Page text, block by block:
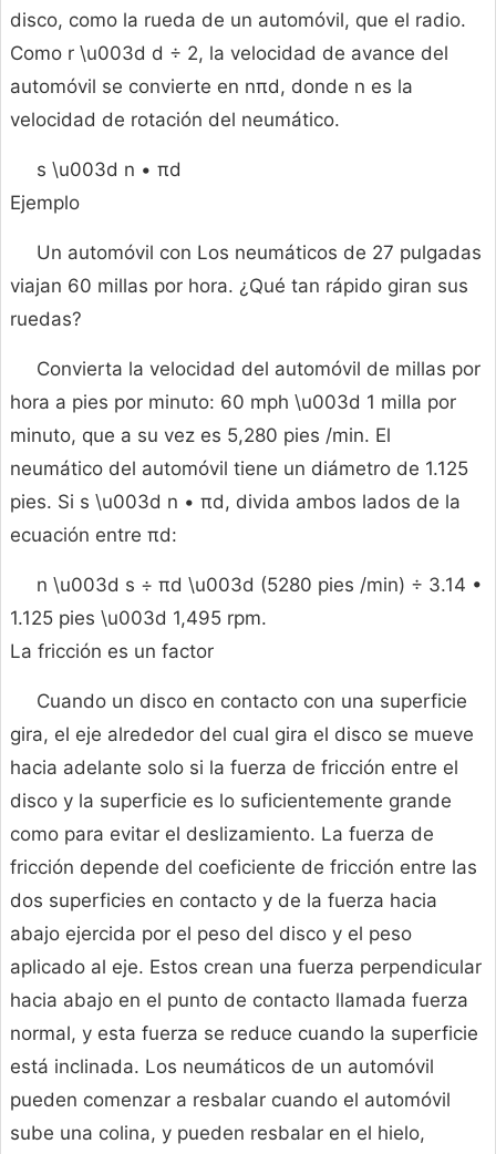
disco, como la rueda de un automóvil, que el radio.
Como r \u003d d ÷ 2, la velocidad de avance del
automóvil se convierte en nπd, donde n es la
velocidad de rotación del neumático.
s \u003d n • πd
Ejemplo
Un automóvil con Los neumáticos de 27 pulgadas
viajan 60 millas por hora. ¿Qué tan rápido giran sus
ruedas?
Convierta la velocidad del automóvil de millas por
hora a pies por minuto: 60 mph \u003d 1 milla por
minuto, que a su vez es 5,280 pies /min. El
neumático del automóvil tiene un diámetro de 1.125
pies. Si s \u003d n • πd, divida ambos lados de la
ecuación entre πd:
n \u003d s ÷ πd \u003d (5280 pies /min) ÷ 3.14 •
1.125 pies \u003d 1,495 rpm.
La fricción es un factor
Cuando un disco en contacto con una superficie
gira, el eje alrededor del cual gira el disco se mueve
hacia adelante solo si la fuerza de fricción entre el
disco y la superficie es lo suficientemente grande
como para evitar el deslizamiento. La fuerza de
fricción depende del coeficiente de fricción entre las
dos superficies en contacto y de la fuerza hacia
abajo ejercida por el peso del disco y el peso
aplicado al eje. Estos crean una fuerza perpendicular
hacia abajo en el punto de contacto llamada fuerza
normal, y esta fuerza se reduce cuando la superficie
está inclinada. Los neumáticos de un automóvil
pueden comenzar a resbalar cuando el automóvil
sube una colina, y pueden resbalar en el hielo,